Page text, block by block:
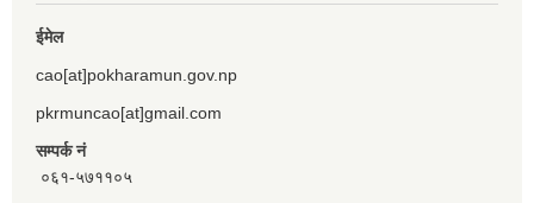
ईमेल
cao[at]pokharamun.gov.np
pkrmuncao[at]gmail.com
सम्पर्क नं
०६१-५७११०५